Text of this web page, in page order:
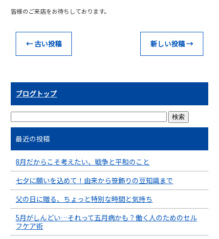
皆様のご来店をお待ちしております。
← 古い投稿 新しい投稿→
ブログトップ
最近の投稿
8月だからこそ考えたい、戦争と平和のこと
七夕に願いを込めて！由来から笹飾りの豆知識まで
父の日に贈る、ちょっと特別な時間と気持ち
5月がしんどい…それって五月病かも？働く人のためのセル
フケア術